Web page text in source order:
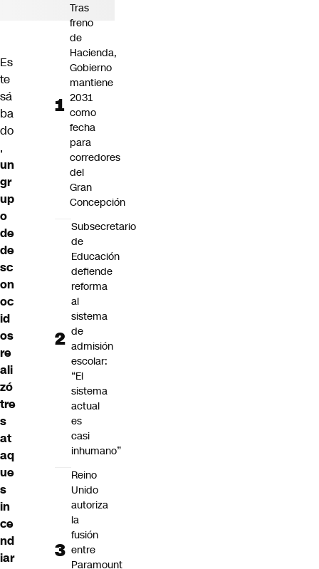
Es
te
sá
ba
do
,
un
gr
up
o
de
de
sc
on
oc
id
os
re
ali
zó
tre
s
at
aq
ue
s
in
ce
nd
iar
Tras
freno
de
Hacienda,
Gobierno
mantiene
2031
como
fecha
para
corredores
del
Gran
Concepción
Subsecretario
de
Educación
defiende
reforma
al
sistema
de
admisión
escolar:
“El
sistema
actual
es
casi
inhumano”
Reino
Unido
autoriza
la
fusión
entre
Paramount